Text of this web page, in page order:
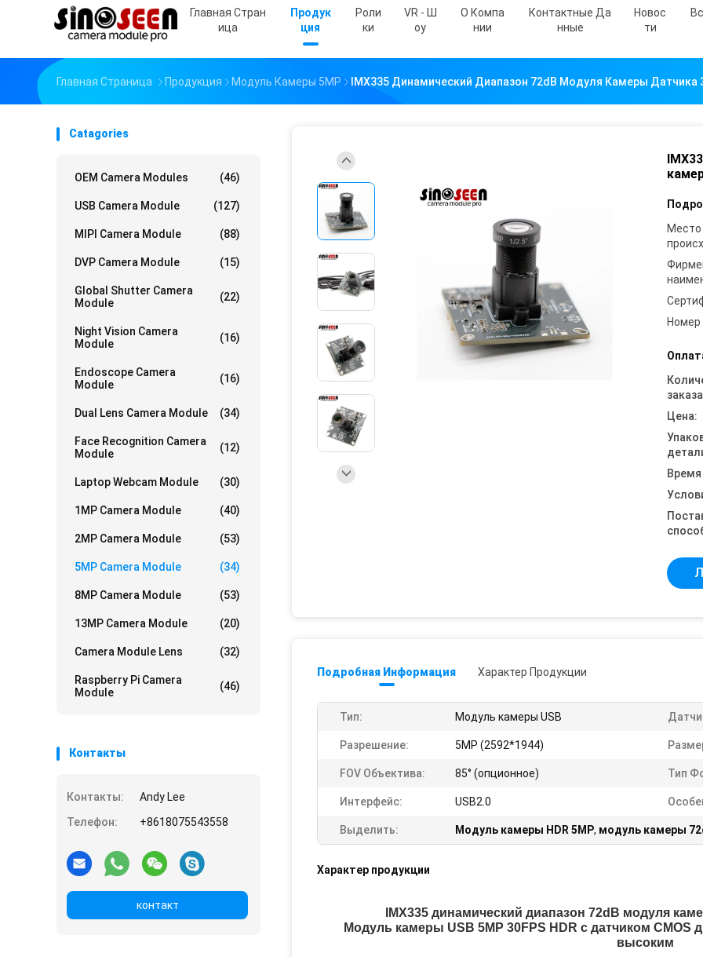
Главная Стран
Ица
Продук
Ция
Роли
Ки
VR - Ш
Оу
О Компа
Нии
Контактные Да
Нные
Новос
Ти
Главная Страница Продукция Модуль Камеры 5MP IMX335 Динамический Диапазон 72dB Модуля Камеры Датчика
Catagories
OEM Camera Modules (46)
USB Camera Module (127)
MIPI Camera Module (88)
DVP Camera Module (15)
Global Shutter Camera
Module
(22)
Night Vision Camera
Module
(16)
Endoscope Camera
Module
(16)
Dual Lens Camera Module (34)
Face Recognition Camera
Module
(12)
Laptop Webcam Module (30)
1MP Camera Module (40)
2MP Camera Module (53)
5MP Camera Module (34)
8MP Camera Module (53)
13MP Camera Module (20)
Camera Module Lens (32)
Raspberry Pi Camera
Module
(46)
Контакты
Контакты:
Andy Lee
Телефон:
+8618075543558
контакт
Место
Цена:
Подробная Информация Характер Продукции
Тип: Модуль камеры USB
Разрешение: 5MP (2592*1944)
FOV Объектива: 85° (опционное) Тип
Интерфейс: USB2.0
Выделить: Модуль камеры HDR 5MP, модуль камеры
Характер продукции
IMX335 динамический диапазон 72dB модуля
Модуль камеры USB 5MP 30FPS HDR с датчиком CMOS
высоким